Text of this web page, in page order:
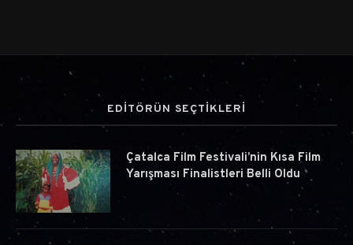
EDİTÖRÜN SEÇTİKLERİ
Çatalca Film Festivali’nin Kısa Film
Yarışması Finalistleri Belli Oldu